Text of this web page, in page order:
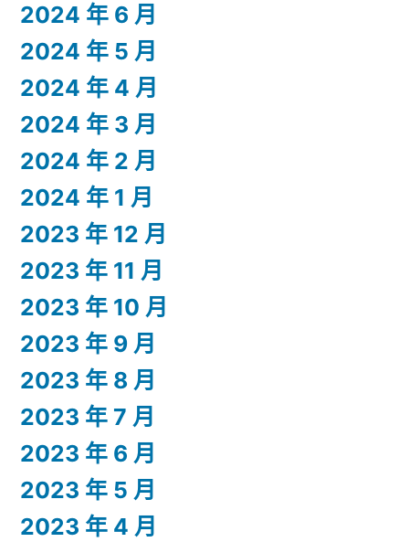
2024 年 6 月
2024 年 5 月
2024 年 4 月
2024 年 3 月
2024 年 2 月
2024 年 1 月
2023 年 12 月
2023 年 11 月
2023 年 10 月
2023 年 9 月
2023 年 8 月
2023 年 7 月
2023 年 6 月
2023 年 5 月
2023 年 4 月